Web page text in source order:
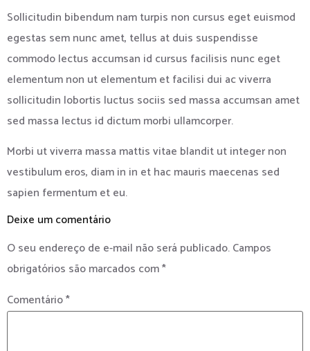
Sollicitudin bibendum nam turpis non cursus eget euismod
egestas sem nunc amet, tellus at duis suspendisse
commodo lectus accumsan id cursus facilisis nunc eget
elementum non ut elementum et facilisi dui ac viverra
sollicitudin lobortis luctus sociis sed massa accumsan amet
sed massa lectus id dictum morbi ullamcorper.
Morbi ut viverra massa mattis vitae blandit ut integer non
vestibulum eros, diam in in et hac mauris maecenas sed
sapien fermentum et eu.
Deixe um comentário
O seu endereço de e-mail não será publicado.Campos
obrigatórios são marcados com*
Comentário*